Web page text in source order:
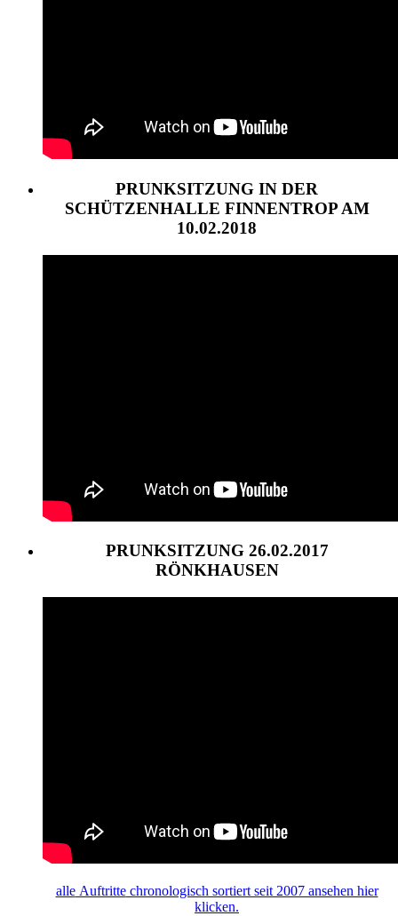
PRUNKSITZUNG IN DER
SCHÜTZENHALLE FINNENTROP AM
10.02.2018
PRUNKSITZUNG 26.02.2017
RÖNKHAUSEN
alleAuftrittechronologisch sortiert seit 2007 ansehen hier
klicken.